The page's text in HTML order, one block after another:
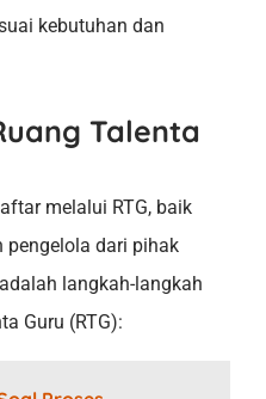
kebutuhan dan
Talenta
melalui RTG, baik
pengelola dari pihak
langkah-langkah
Guru (RTG):